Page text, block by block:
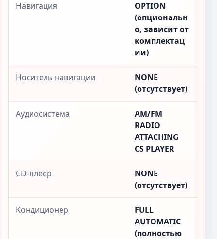
Навигация
OPTION
(опциональн
о, зависит от
комплектац
ии)
Носитель навигации
NONE
(отсутствует)
Аудиосистема
AM/FM
RADIO
ATTACHING
CS PLAYER
CD-плеер
NONE
(отсутствует)
Кондиционер
FULL
AUTOMATIC
(полностью